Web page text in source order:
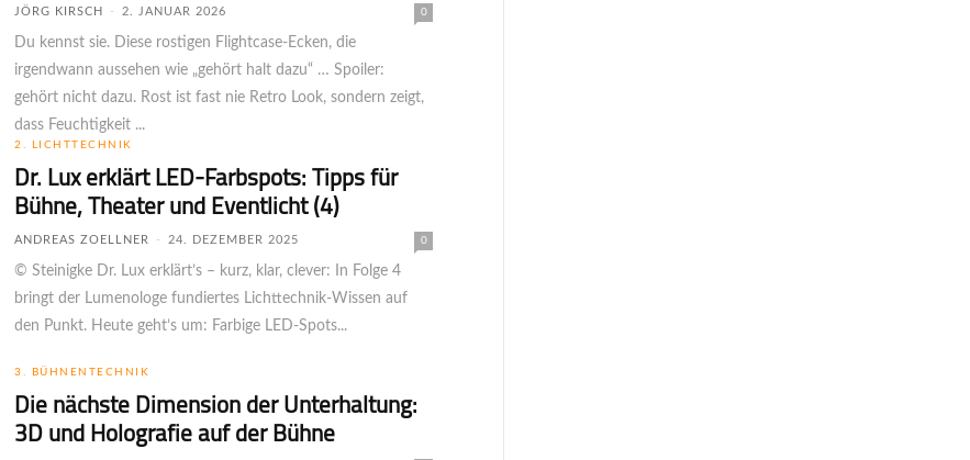
JÖRG KIRSCH - 2. JANUAR 2026 0
Du kennst sie. Diese rostigen Flightcase-Ecken, die
irgendwann aussehen wie „gehört halt dazu“ … Spoiler:
gehört nicht dazu. Rost ist fast nie Retro Look, sondern zeigt,
dass Feuchtigkeit ...
2. LICHTTECHNIK
Dr. Lux erklärt LED-Farbspots: Tipps für
Bühne, Theater und Eventlicht (4)
ANDREAS ZOELLNER - 24. DEZEMBER 2025 0
© Steinigke Dr. Lux erklärt’s – kurz, klar, clever: In Folge 4
bringt der Lumenologe fundiertes Lichttechnik-Wissen auf
den Punkt. Heute geht’s um: Farbige LED-Spots...
3. BÜHNENTECHNIK
Die nächste Dimension der Unterhaltung:
3D und Holografie auf der Bühne